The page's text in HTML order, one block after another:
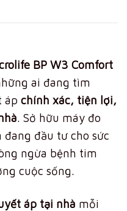
BP W3 Comfort
ai đang tìm
áp chính xác, tiện lợi,
. Sở hữu máy đo
đầu tư cho sức
ngừa bệnh tim
cuộc sống.
áp tại nhà mỗi